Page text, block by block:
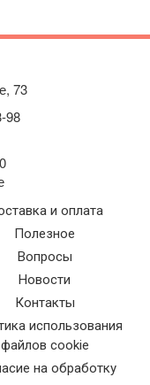
и оплата
Полезное
Вопросы
Новости
Контакты
использования
файлов cookie
на обработку
73
98